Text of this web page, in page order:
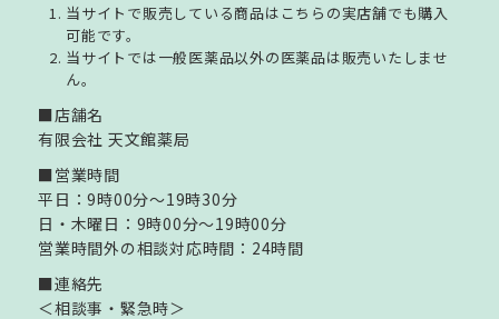
当サイトで販売している商品はこちらの実店舗でも購入
可能です。
当サイトでは一般医薬品以外の医薬品は販売いたしませ
ん。
■店舗名
有限会社 天文館薬局
■営業時間
平日：9時00分～19時30分
日・木曜日：9時00分～19時00分
営業時間外の相談対応時間：24時間
■連絡先
＜相談事・緊急時＞